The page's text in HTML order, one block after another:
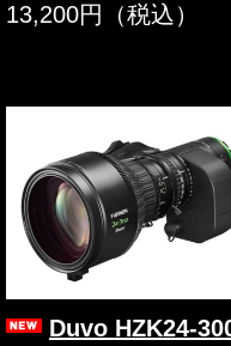
13,200円（税込）
Duvo HZK24-